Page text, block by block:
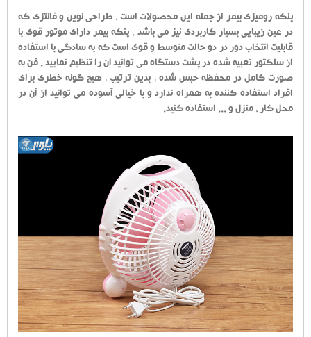
پنکه رومیزی بیمر از جمله این محصولات است ، طراحی نوین و فانتزی که
در عین زیبایی بسیار کاربردی نیز می باشد . پنکه بیمر دارای موتور قوی با
قابلیت انتخاب دور در دو حالت متوسط و قوی است که به سادگی با استفاده
از سلکتور تعبیه شده در پشت دستگاه می توانید آن را تنظیم نمایید . فن به
صورت کامل در محفظه حبس شده ، بدین ترتیب ، هیچ گونه خطری برای
افراد استفاده کننده به همراه ندارد و با خیالی آسوده می توانید از آن در
محل کار ، منزل و ... استفاده کنید.